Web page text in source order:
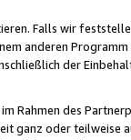
Falls wir
anderen
der
Rahmen des
ganz oder